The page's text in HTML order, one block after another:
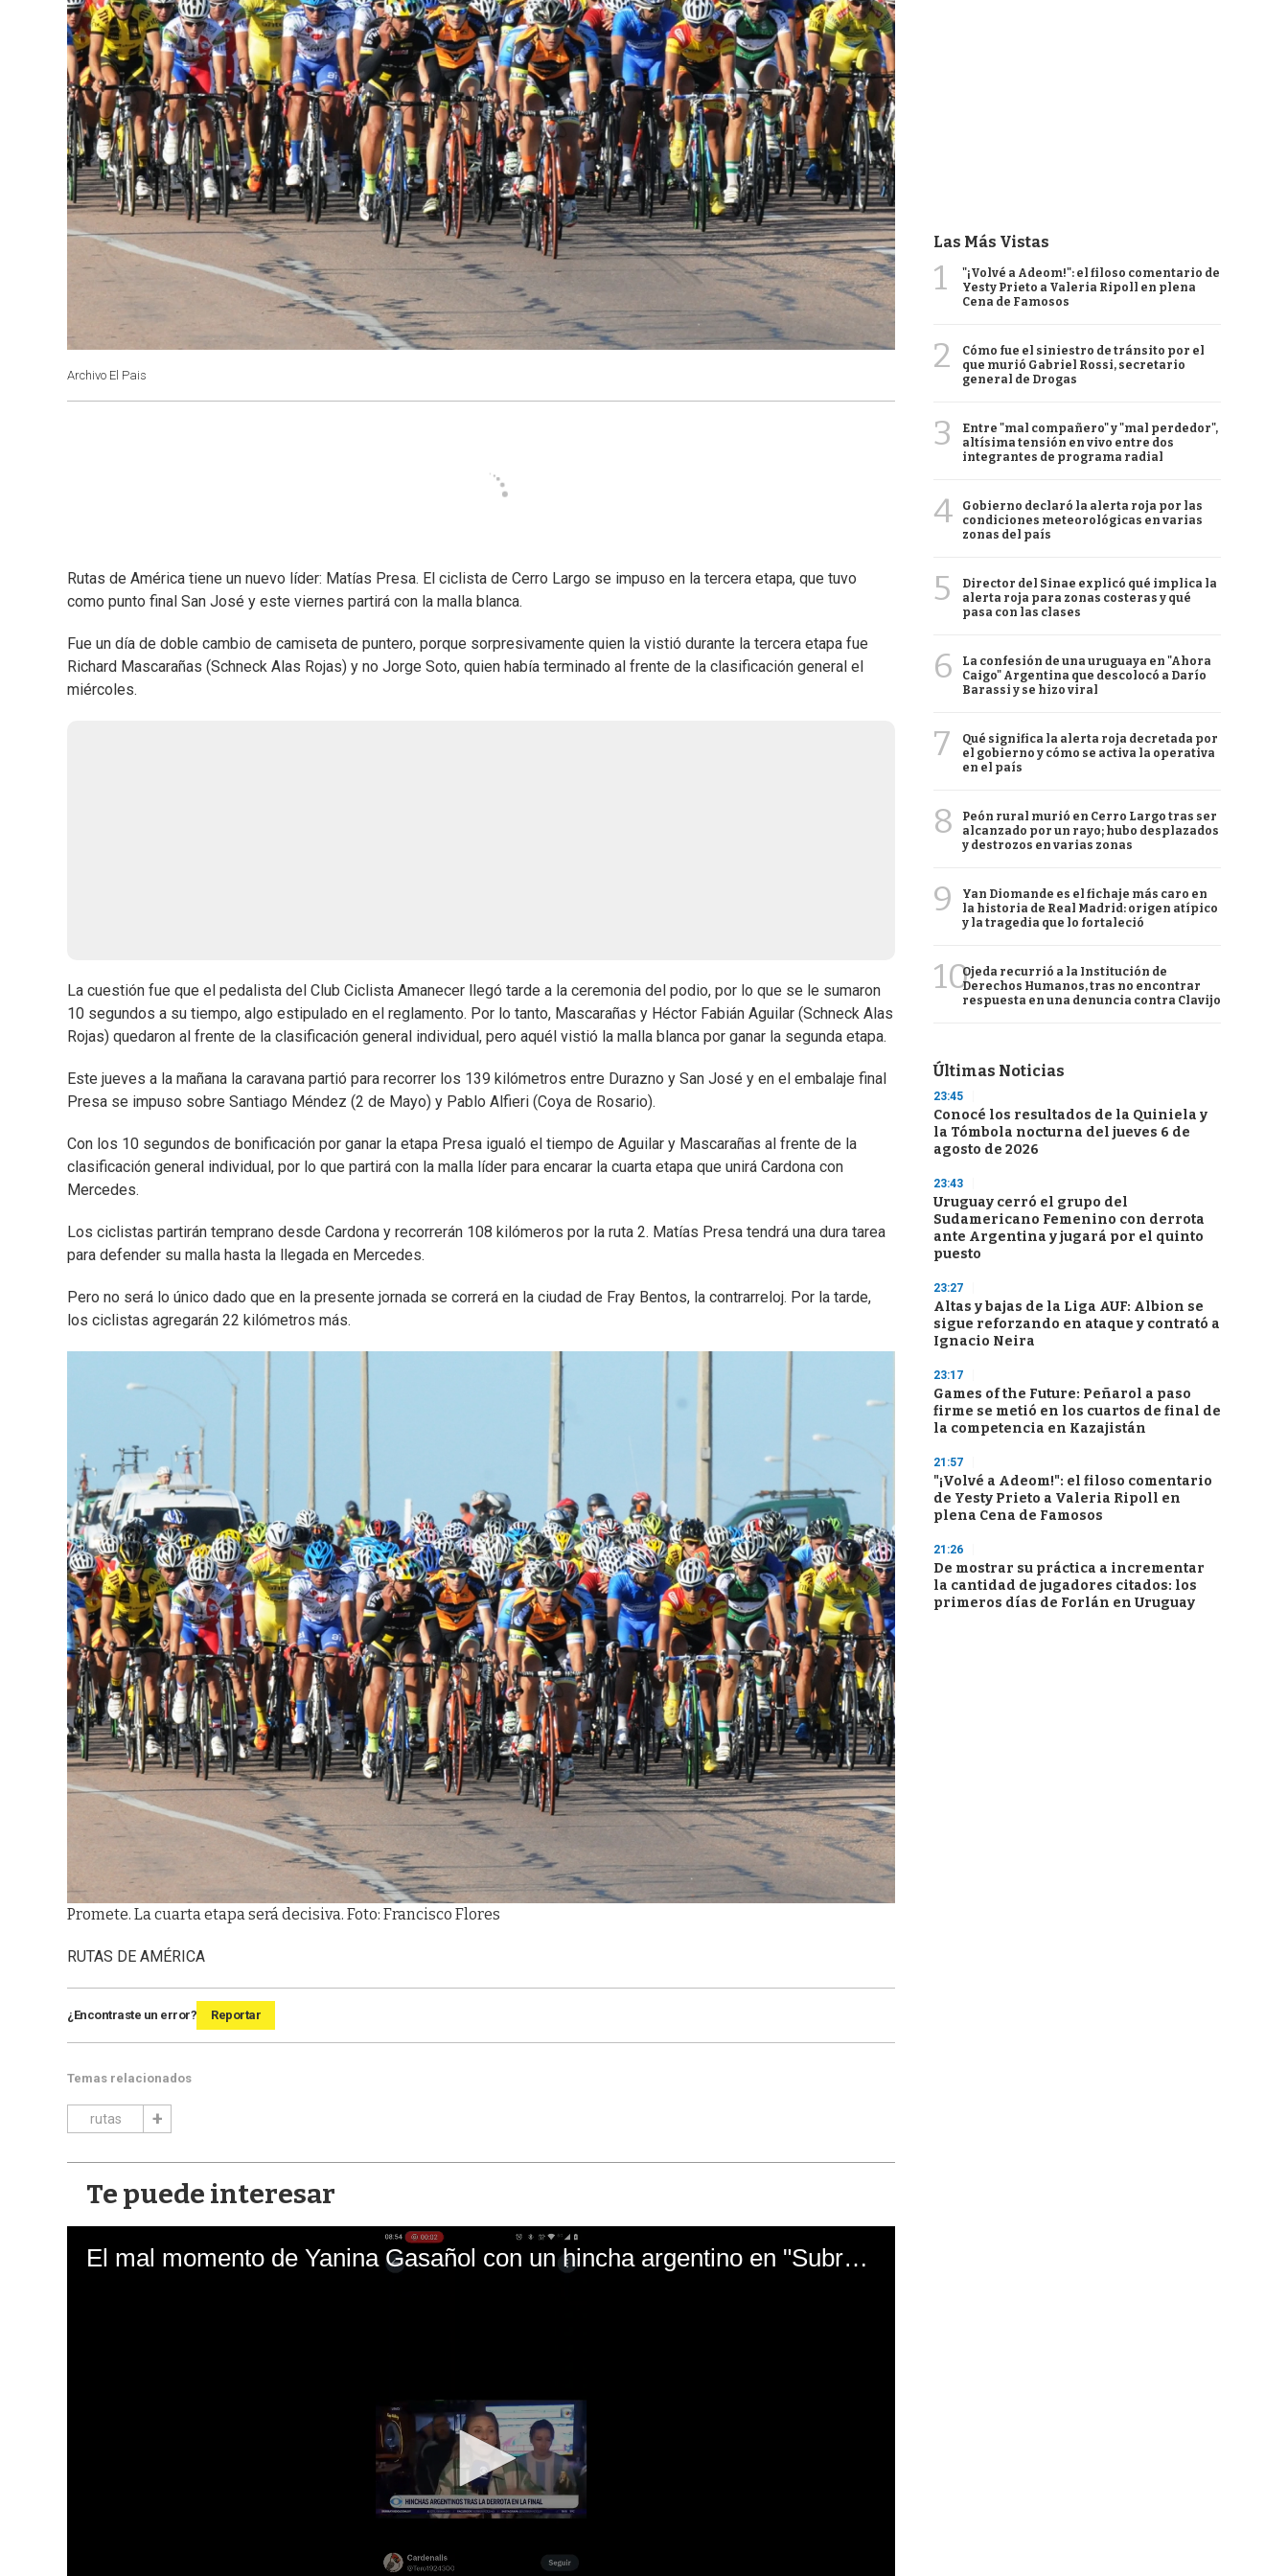
Archivo El Pais
Rutas de América tiene un nuevo líder: Matías Presa. El ciclista de Cerro Largo se impuso en la tercera etapa, que tuvo
como punto final San José y este viernes partirá con la malla blanca.
Fue un día de doble cambio de camiseta de puntero, porque sorpresivamente quien la vistió durante la tercera etapa fue
Richard Mascarañas (Schneck Alas Rojas) y no Jorge Soto, quien había terminado al frente de la clasificación general el
miércoles.
La cuestión fue que el pedalista del Club Ciclista Amanecer llegó tarde a la ceremonia del podio, por lo que se le sumaron
10 segundos a su tiempo, algo estipulado en el reglamento. Por lo tanto, Mascarañas y Héctor Fabián Aguilar (Schneck Alas
Rojas) quedaron al frente de la clasificación general individual, pero aquél vistió la malla blanca por ganar la segunda etapa.
Este jueves a la mañana la caravana partió para recorrer los 139 kilómetros entre Durazno y San José y en el embalaje final
Presa se impuso sobre Santiago Méndez (2 de Mayo) y Pablo Alfieri (Coya de Rosario).
Con los 10 segundos de bonificación por ganar la etapa Presa igualó el tiempo de Aguilar y Mascarañas al frente de la
clasificación general individual, por lo que partirá con la malla líder para encarar la cuarta etapa que unirá Cardona con
Mercedes.
Los ciclistas partirán temprano desde Cardona y recorrerán 108 kilómeros por la ruta 2. Matías Presa tendrá una dura tarea
para defender su malla hasta la llegada en Mercedes.
Pero no será lo único dado que en la presente jornada se correrá en la ciudad de Fray Bentos, la contrarreloj. Por la tarde,
los ciclistas agregarán 22 kilómetros más.
Promete. La cuarta etapa será decisiva. Foto: Francisco Flores
RUTAS DE AMÉRICA
¿Encontraste un error? Reportar
Temas relacionados
rutas
Te puede interesar
El mal momento de Yanina Gasañol con un hincha argentino en "Subrayado"
Las Más Vistas
1
"¡Volvé a Adeom!": el filoso comentario de
Yesty Prieto a Valeria Ripoll en plena
Cena de Famosos
2
Cómo fue el siniestro de tránsito por el
que murió Gabriel Rossi, secretario
general de Drogas
3
Entre "mal compañero" y "mal perdedor",
altísima tensión en vivo entre dos
integrantes de programa radial
4
Gobierno declaró la alerta roja por las
condiciones meteorológicas en varias
zonas del país
5
Director del Sinae explicó qué implica la
alerta roja para zonas costeras y qué
pasa con las clases
6
La confesión de una uruguaya en "Ahora
Caigo" Argentina que descolocó a Darío
Barassi y se hizo viral
7
Qué significa la alerta roja decretada por
el gobierno y cómo se activa la operativa
en el país
8
Peón rural murió en Cerro Largo tras ser
alcanzado por un rayo; hubo desplazados
y destrozos en varias zonas
9
Yan Diomande es el fichaje más caro en
la historia de Real Madrid: origen atípico
y la tragedia que lo fortaleció
10Ojeda recurrió a la Institución de
Derechos Humanos, tras no encontrar
respuesta en una denuncia contra Clavijo
Últimas Noticias
23:45
Conocé los resultados de la Quiniela y
la Tómbola nocturna del jueves 6 de
agosto de 2026
23:43
Uruguay cerró el grupo del
Sudamericano Femenino con derrota
ante Argentina y jugará por el quinto
puesto
23:27
Altas y bajas de la Liga AUF: Albion se
sigue reforzando en ataque y contrató a
Ignacio Neira
23:17
Games of the Future: Peñarol a paso
firme se metió en los cuartos de final de
la competencia en Kazajistán
21:57
"¡Volvé a Adeom!": el filoso comentario
de Yesty Prieto a Valeria Ripoll en
plena Cena de Famosos
21:26
De mostrar su práctica a incrementar
la cantidad de jugadores citados: los
primeros días de Forlán en Uruguay